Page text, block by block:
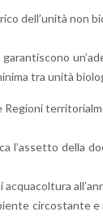
del­l’u­ni­tà non
tra unità
l’as­set­to della